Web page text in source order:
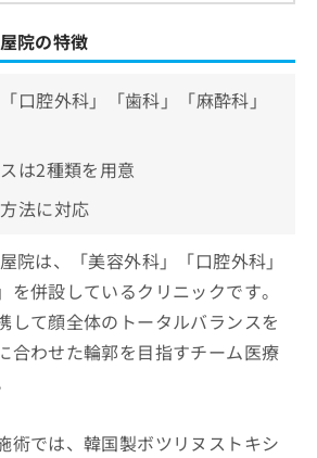
院の特徴
口腔外科」「歯科」「麻酔科」
は2種類を用意
法に対応
院は、「美容外科」「口腔外科」
を併設しているクリニックです。
して顔全体のトータルバランスを
合わせた輪郭を目指すチーム医療
術では、韓国製ボツリヌストキシ